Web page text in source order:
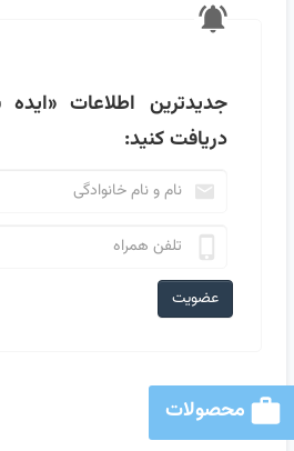
جدیدترین اطلاعات«ایده
دریافت کنید:
عضویت
محصولات